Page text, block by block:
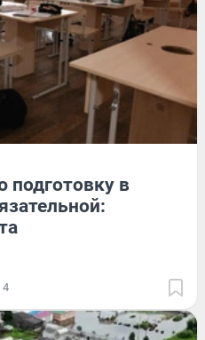
подготовку в
4